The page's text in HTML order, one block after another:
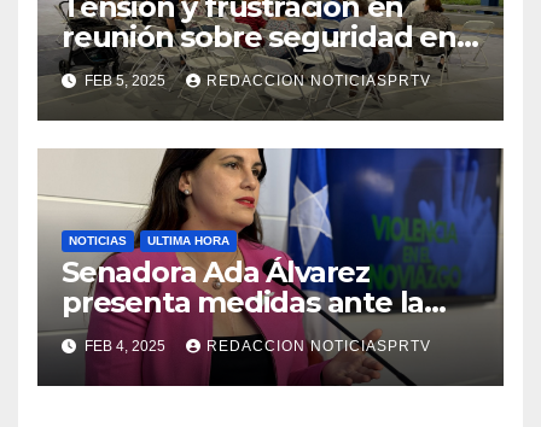
reunión sobre seguridad en
Reparto Metropolitano
FEB 5, 2025 REDACCION NOTICIASPRTV
NOTICIAS ULTIMA HORA
Senadora Ada Álvarez
presenta medidas ante la
violencia en el noviazgo
FEB 4, 2025 REDACCION NOTICIASPRTV